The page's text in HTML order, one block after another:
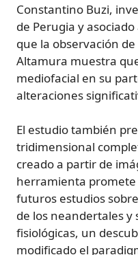
Constantino Buzi,
de Perugia y asociado
que la observación
Altamura muestra
mediofacial en su
alteraciones
El estudio también
tridimensional
creado a partir de
herramienta
futuros estudios
de los neandertales y
fisiológicas, un
modificado el